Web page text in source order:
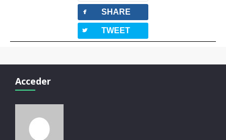
facebook SHARE
twitterbird TWEET
Acceder